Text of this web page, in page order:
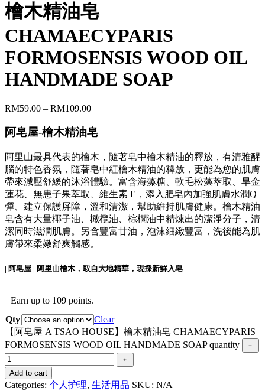
檜木精油皂
CHAMAECYPARIS
FORMOSENSIS WOOD OIL
HANDMADE SOAP
RM59.00 – RM109.00
阿皂屋-檜木精油皂
阿里山最具代表的檜木，隨著皂中檜木精油的釋放，有清雅醒
腦的特色香氛，隨著皂中紅檜木精油的釋放，更能為您的肌膚
帶來減壓舒緩的沐浴體驗。富含海藻糖、軟毛松藻萃取、旱金
蓮花、無患子果萃取、維生素 E，添入肥皂內加強肌膚水潤Q
彈、建立保護屏障，溫和清潔，幫助維持肌膚健康。檜木精油
皂含有大量椰子油、橄欖油、棕櫚油中精煉出的潔淨分子，清
潔同時滋潤肌膚。另含豐富甘油，泡沫細緻豐富，洗後能為肌
膚帶來柔嫩舒爽觸感。
| 阿皂屋 | 阿里山檜木，取自大地精華，現採新鮮入皂
Earn up to 109 points.
Qty
Clear
【阿皂屋 A TSAO HOUSE】檜木精油皂 CHAMAECYPARIS
FORMOSENSIS WOOD OIL HANDMADE SOAP quantity
Add to cart
Categories: 个人护理, 生活用品 SKU: N/A